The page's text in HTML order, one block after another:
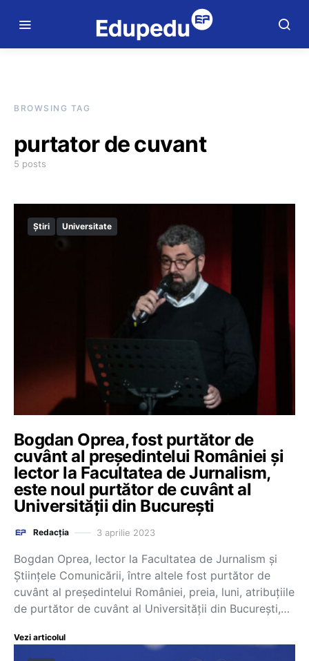
BROWSING TAG
purtator de cuvant
5 posts
Știri Universitate
Bogdan Oprea, fost purtător de
cuvânt al președintelui României și
lector la Facultatea de Jurnalism,
este noul purtător de cuvânt al
Universității din București
Redacția 3 aprilie 2023
Bogdan Oprea, lector la Facultatea de Jurnalism și
Științele Comunicării, între altele fost purtător de
cuvânt al președintelui României, preia, luni, atribuțiile
de purtător de cuvânt al Universității din București,…
Vezi articolul